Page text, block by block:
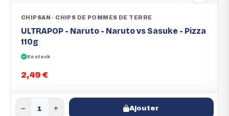
CHIPSAN - CHIPS DE POMMES DE TERRE
ULTRAPOP - Naruto - Naruto vs Sasuke - Pizza
110g
En stock
2,49 €
Ajouter